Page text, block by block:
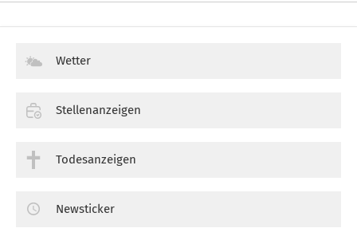
Wetter
Stellenanzeigen
Todesanzeigen
Newsticker